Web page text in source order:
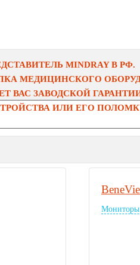
MINDRAY В РФ.
МЕДИЦИНСКОГО
ВАС ЗАВОДСКОЙ
ИЛИ ЕГО
Мониторы